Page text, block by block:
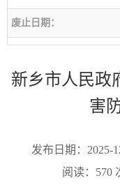
废止日期：
新乡市人民政
害
发布日期：2025-
阅读： 570